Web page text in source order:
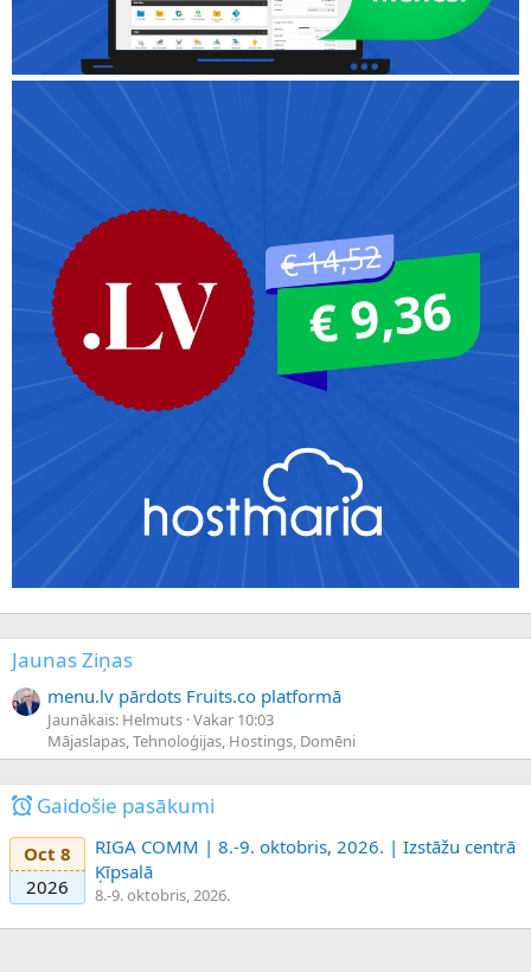
Jaunas Ziņas
menu.lv pārdots Fruits.co platformā
Jaunākais: Helmuts Vakar 10:03
Mājaslapas, Tehnoloģijas, Hostings, Domēni
Gaidošie pasākumi
Oct 8
2026
RIGA COMM | 8.-9. oktobris, 2026. | Izstāžu centrā
Ķīpsalā
8.-9. oktobris, 2026.